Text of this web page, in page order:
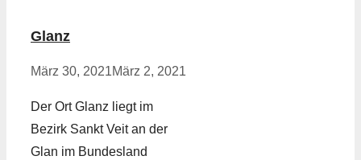
Glanz
März 30, 2021März 2, 2021
Der Ort Glanz liegt im
Bezirk Sankt Veit an der
Glan im Bundesland